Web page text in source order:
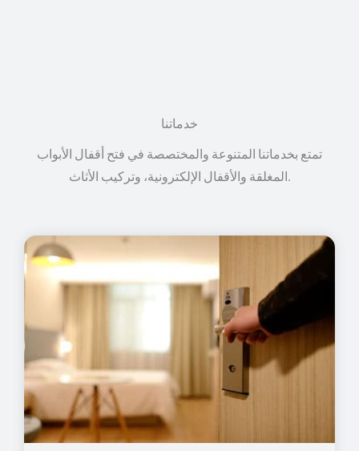
خدماتنا
تمتع بخدماتنا المتنوعة والمختصصة في فتح أقفال الأبواب